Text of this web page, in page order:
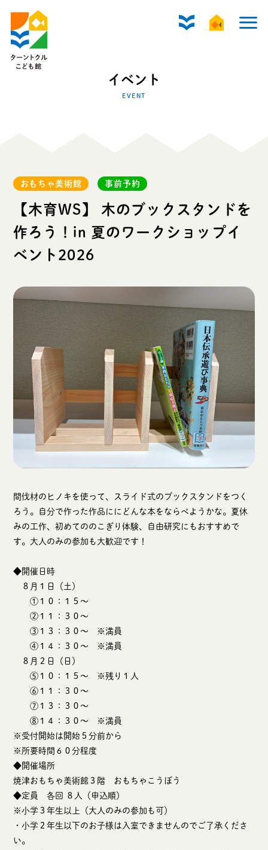
イベント
EVENT
おもちゃ美術館 事前予約
【木育WS】 木のブックスタンドを
作ろう！in 夏のワークショップイ
ベント2026
間伐材のヒノキを使って、スライド式のブックスタンドをつく
ろう。自分で作った作品ににどんな本をならべようかな。夏休
みの工作、初めてののこぎり体験、自由研究にもおすすめで
す。大人のみの参加も大歓迎です！
◆開催日時
８月１日（土）
①１０：１５～
②１１：３０～
③１３：３０～ ※満員
④１４：３０～ ※満員
８月２日（日）
⑤１０：１５～ ※残り１人
⑥１１：３０～
⑦１３：３０～
⑧１４：３０～ ※満員
※受付開始は開始５分前から
※所要時間６０分程度
◆開催場所
焼津おもちゃ美術館３階 おもちゃこうぼう
◆定員 各回 ８人（申込順）
※小学３年生以上（大人のみの参加も可）
・小学２年生以下のお子様は入室できませんのでご了承くださ
い。